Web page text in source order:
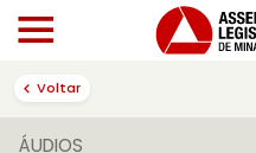
Voltar
ÁUDIOS